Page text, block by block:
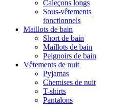
Caleçons longs
Sous-vêtements
fonctionnels
Maillots de bain
Short de bain
Maillots de bain
Peignoirs de bain
Vêtements de nuit
Pyjamas
Chemises de nuit
T-shirts
Pantalons